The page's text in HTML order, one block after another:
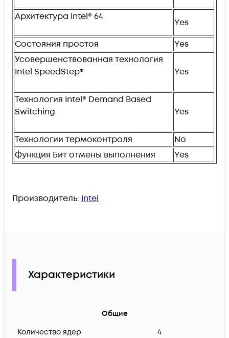
Архитектура Intel® 64
Yes
Состояния простоя
Yes
Усовершенствованная технология
Intel SpeedStep®
Yes
Технология Intel® Demand Based
Switching
Yes
Технологии термоконтроля
No
Функция Бит отмены выполнения
Yes
Производитель: Intel
Характеристики
Общие
Количество ядер
4